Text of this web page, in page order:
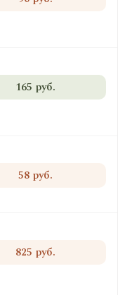
165 руб.
58 руб.
825 руб.